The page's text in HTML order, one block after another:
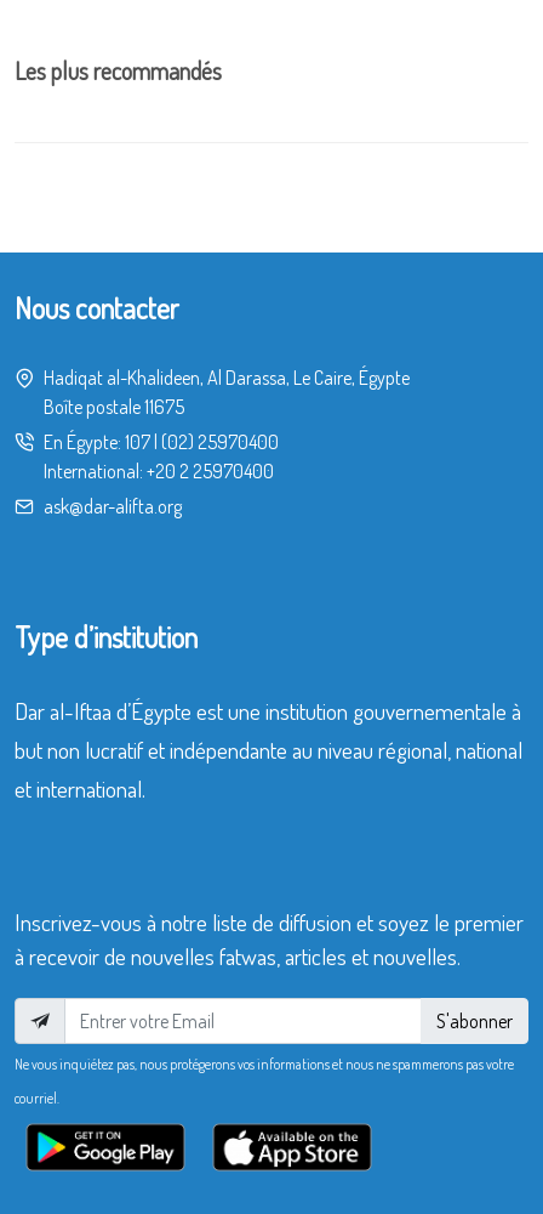
Les plus recommandés
Nous contacter
Hadiqat al-Khalideen, Al Darassa, Le Caire, Égypte
Boîte postale 11675
En Égypte: 107| (02) 25970400
International: +20 2 25970400
ask@dar-alifta.org
Type d’institution
Dar al-Iftaa d’Égypte est une institution gouvernementale à
but non lucratif et indépendante au niveau régional, national
et international.
Inscrivez-vous à notre liste de diffusion et soyez le premier
à recevoir de nouvelles fatwas, articles et nouvelles.
S'abonner
Ne vous inquiétez pas, nous protégerons vos informations et nous ne spammerons pas votre
courriel.